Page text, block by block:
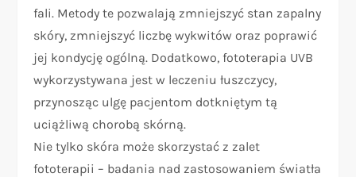
fali. Metody te pozwalają zmniejszyć stan zapalny
skóry, zmniejszyć liczbę wykwitów oraz poprawić
jej kondycję ogólną. Dodatkowo, fototerapia UVB
wykorzystywana jest w leczeniu łuszczycy,
przynosząc ulgę pacjentom dotkniętym tą
uciążliwą chorobą skórną.
Nie tylko skóra może skorzystać z zalet
fototerapii – badania nad zastosowaniem światła